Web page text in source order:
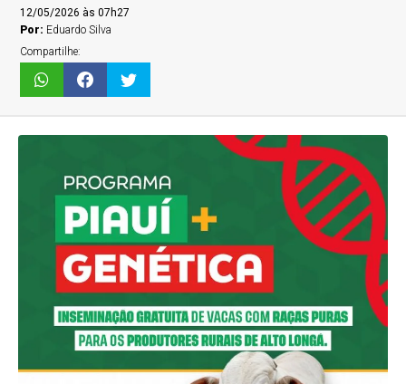
12/05/2026 às 07h27
Por: Eduardo Silva
Compartilhe: